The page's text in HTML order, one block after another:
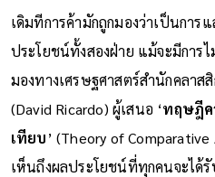
เดิมทีการค้ามักถูกมองว่าเป็นกา
ประโยชน์ทั้งสองฝ่าย แม้จะมีการ
มองทางเศรษฐศาสตร์สำนักคลาสสิ
(David Ricardo) ผู้เสนอ ‘ทฤษฎีค
เทียบ’ (Theory of
เห็นถึงผลประโยชน์ที่ทุกคนจะได้